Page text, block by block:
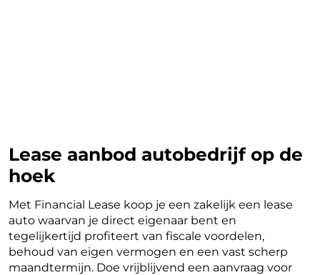
Lease aanbod autobedrijf op de
hoek
Met Financial Lease koop je een zakelijk een lease
auto waarvan je direct eigenaar bent en
tegelijkertijd profiteert van fiscale voordelen,
behoud van eigen vermogen en een vast scherp
maandtermijn. Doe vrijblijvend een aanvraag voor